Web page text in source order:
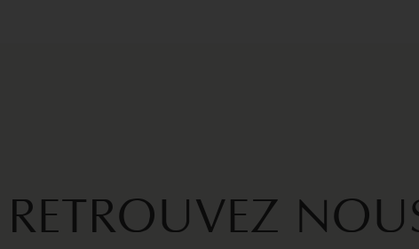
RETROUVEZ